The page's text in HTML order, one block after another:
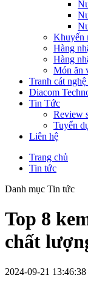
Khuyến
Hàng
Hàng
Món ăn
Tranh cát
Diacom
Tin Tức
Review
Tuyển
Liên hệ
Trang chủ
Tin tức
Danh mục Tin tức
Top 8
chất
2024-09-21 13:46:38